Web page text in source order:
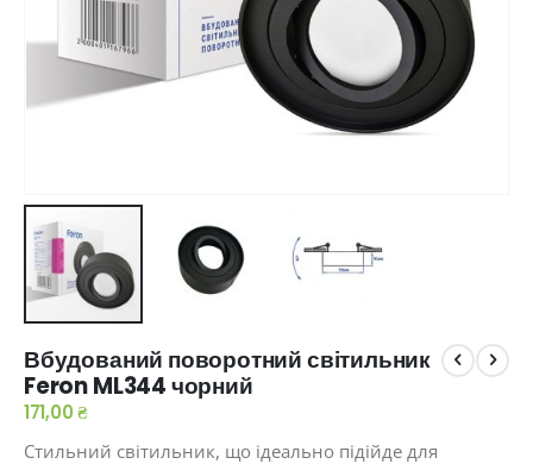
до
початку
галереї
Вбудований поворотний світильник
Feron ML344 чорний
171,00 ₴
Стильний світильник, що ідеально підійде для